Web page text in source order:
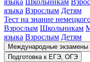
языка Школьникам
языка Взрослым Детям
Тест на знание
Взрослым Школьникам
языка Взрослым Детям
Международные экзамены
Подготовка к ЕГЭ, ОГЭ